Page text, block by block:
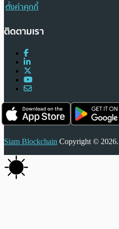
ตั้งค่าคุกกี้
ติดตามเรา
Siam Blockchain Copyright © 2026.